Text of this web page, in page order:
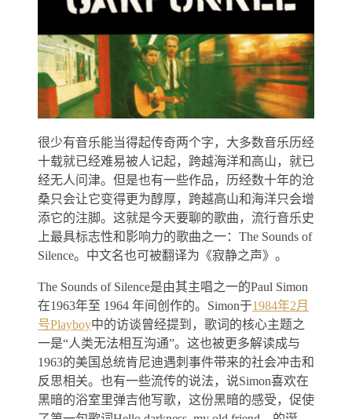
很少有音乐能当得起传奇两个字，大多数音乐历经
十载就已经难易被人记起，跨越海洋和高山，就已
经无人问津。但是也有一些作品，历经数十年的沧
桑只会让它变得更为醇厚，跨越高山和海洋只会增
添它的注脚。这就是今天要聊的歌曲，流行音乐史
上最具标志性和影响力的歌曲之一：The Sounds of
Silence。中文名也可被翻译为《寂静之声》。
The Sounds of Silence是由其主唱之一的Paul Simon
在1963年至 1964 年间创作的。Simon于1984年2月
号Playboy中的访谈曾经提到，歌词的核心主题之
一是“人类无法相互沟通”。这也被更多解读成与
1963的美国总统肯尼迪遇刺事件带来的社会冲击和
反思相关。也有一些流传的说法，说Simon喜欢在
黑暗的浴室里弹吉他写歌，这份黑暗的感受，促使